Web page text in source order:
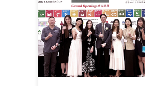
本校新闻及传播学系学 […]